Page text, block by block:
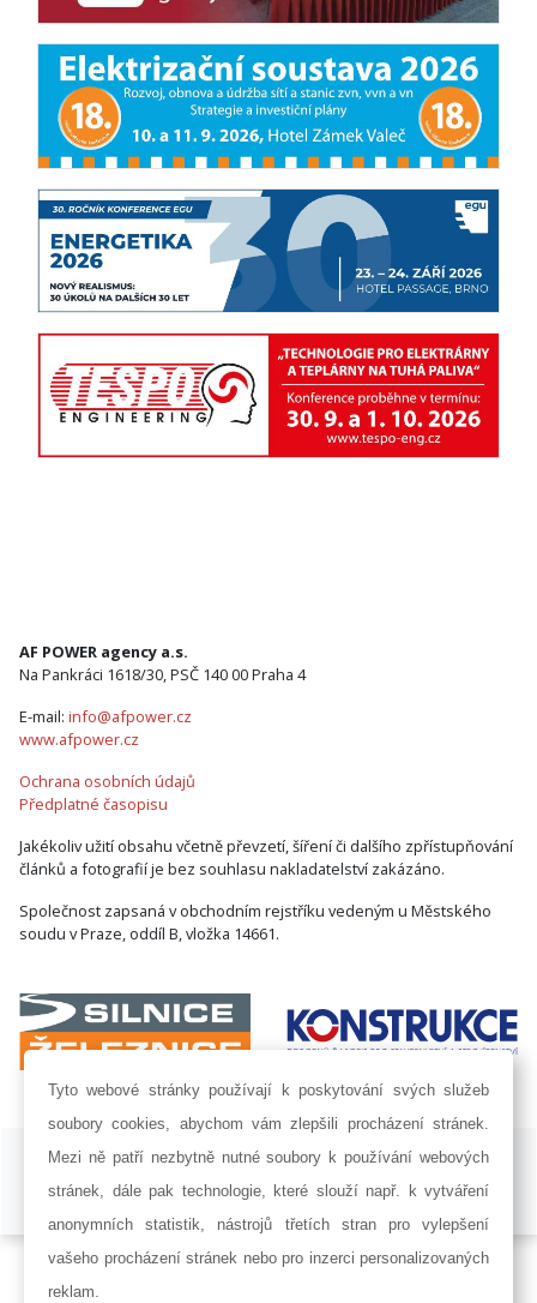
AF POWER agency a.s.
Na Pankráci 1618/30, PSČ 140 00 Praha 4
E-mail: info@afpower.cz
www.afpower.cz
Ochrana osobních údajů
Předplatné časopisu
Jakékoliv užití obsahu včetně převzetí, šíření či dalšího zpřístupňování
článků a fotografií je bez souhlasu nakladatelství zakázáno.
Společnost zapsaná v obchodním rejstříku vedeným u Městského
soudu v Praze, oddíl B, vložka 14661.
ISSN 1802-8535 © 2009 - 2026 AF POWER agency a.s. |
Nastavení
Developed by:
Railsformers s.r.o.
Tyto webové stránky používají k poskytování svých služeb
soubory cookies, abychom vám zlepšili procházení stránek.
Mezi ně patří nezbytně nutné soubory k používání webových
stránek, dále pak technologie, které slouží např. k vytváření
anonymních statistik, nástrojů třetích stran pro vylepšení
vašeho procházení stránek nebo pro inzerci personalizovaných
reklam.